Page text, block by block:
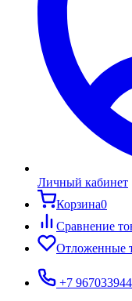
Личный кабинет
Корзина0
Сравнение
Отложенные
+7